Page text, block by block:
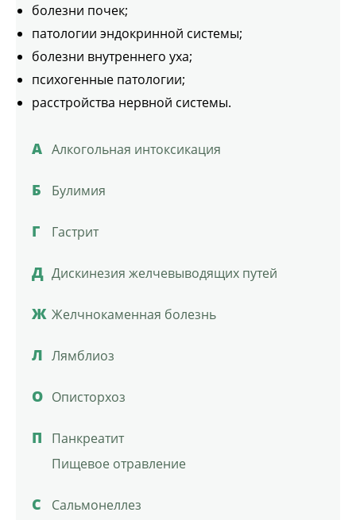
болезни почек;
патологии эндокринной системы;
болезни внутреннего уха;
психогенные патологии;
расстройства нервной системы.
А Алкогольная интоксикация
Б Булимия
Г Гастрит
Д Дискинезия желчевыводящих путей
Ж Желчнокаменная болезнь
Л Лямблиоз
О Описторхоз
П
Панкреатит
Пищевое отравление
С
Сальмонеллез